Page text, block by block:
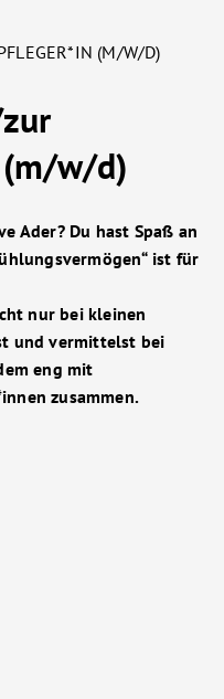
(M/W/D)
w/d)
Ader? Du hast Spaß an
ist für
nur bei kleinen
und vermittelst bei
eng mit
zusammen.